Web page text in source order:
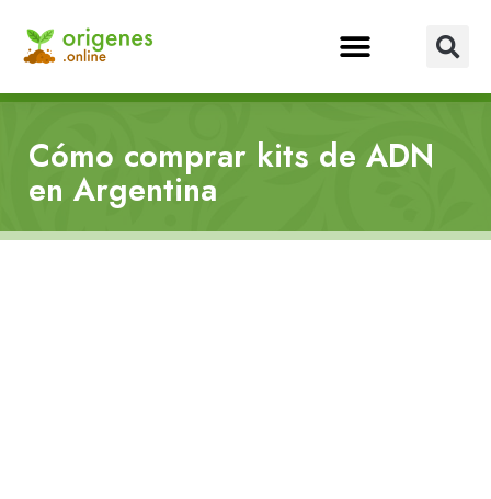
Cómo comprar kits de ADN
en Argentina